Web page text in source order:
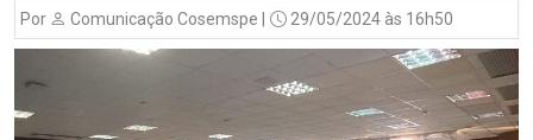
Por Comunicação Cosemspe | 29/05/2024 às 16h50